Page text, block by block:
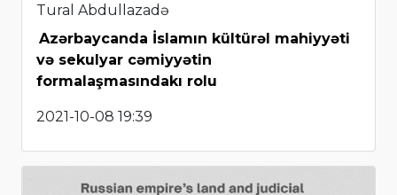
Tural Abdullazadə
Azərbaycanda İslamın kültürəl mahiyyəti
və sekulyar cəmiyyətin
formalaşmasındakı rolu
2021-10-08 19:39